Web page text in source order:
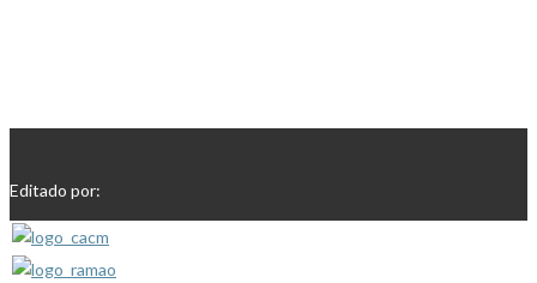
Editado por: